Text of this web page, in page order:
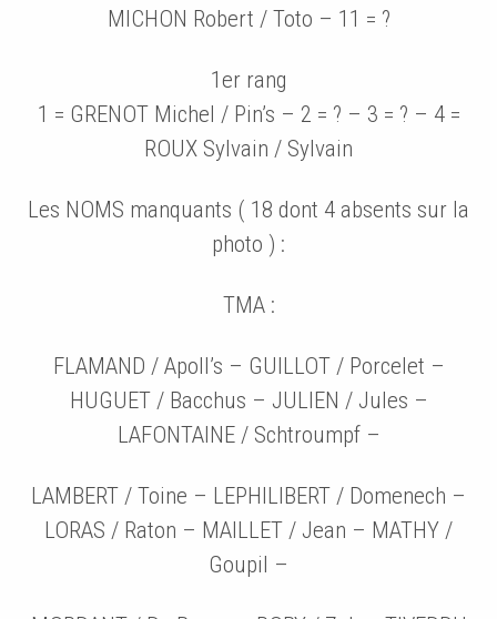
MICHON Robert / Toto – 11 = ?
1er rang
1 = GRENOT Michel / Pin’s – 2 = ? – 3 = ? – 4 =
ROUX Sylvain / Sylvain
Les NOMS manquants ( 18 dont 4 absents sur la
photo ) :
TMA :
FLAMAND / Apoll’s – GUILLOT / Porcelet –
HUGUET / Bacchus – JULIEN / Jules –
LAFONTAINE / Schtroumpf –
LAMBERT / Toine – LEPHILIBERT / Domenech –
LORAS / Raton – MAILLET / Jean – MATHY /
Goupil –